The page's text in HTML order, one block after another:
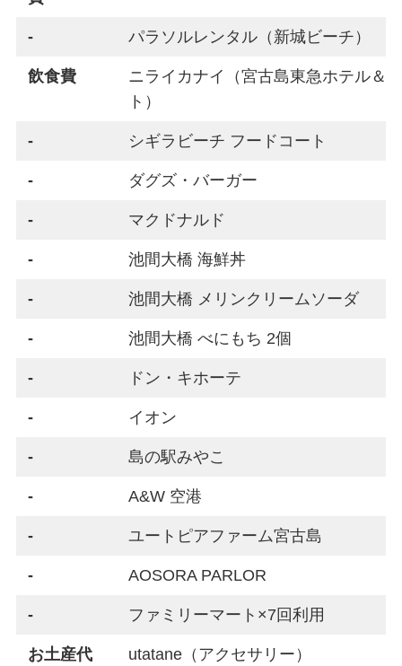
- パラソルレンタル（新城ビーチ）
飲食費
ニライカナイ（宮古島東急ホテル＆
ト）
- シギラビーチ フードコート
- ダグズ・バーガー
- マクドナルド
- 池間大橋 海鮮丼
- 池間大橋 メリンクリームソーダ
- 池間大橋 べにもち 2個
- ドン・キホーテ
- イオン
- 島の駅みやこ
- A&W 空港
- ユートピアファーム宮古島
- AOSORA PARLOR
- ファミリーマート×7回利用
お土産代 utatane（アクセサリー）